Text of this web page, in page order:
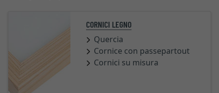
CORNICI LEGNO
Quercia
Cornice con passepartout
Cornici su misura